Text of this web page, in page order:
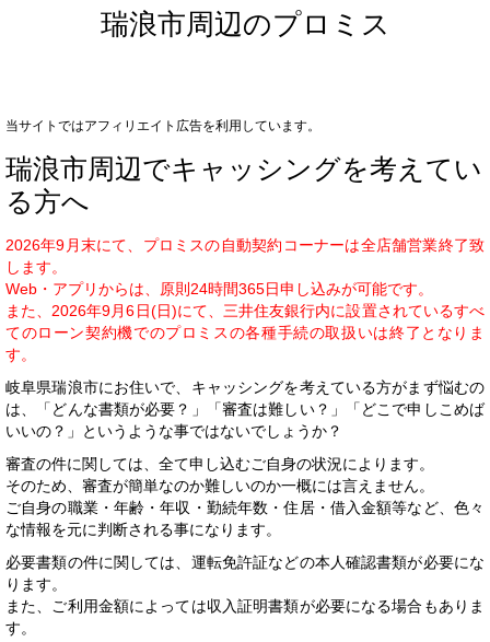
瑞浪市周辺のプロミス
当サイトではアフィリエイト広告を利用しています。
瑞浪市周辺でキャッシングを考えてい
る方へ
2026年9月末にて、プロミスの自動契約コーナーは全店舗営業終了致
します。
Web・アプリからは、原則24時間365日申し込みが可能です。
また、2026年9月6日(日)にて、三井住友銀行内に設置されているすべ
てのローン契約機でのプロミスの各種手続の取扱いは終了となりま
す。
岐阜県瑞浪市にお住いで、キャッシングを考えている方がまず悩むの
は、「どんな書類が必要？」「審査は難しい？」「どこで申しこめば
いいの？」というような事ではないでしょうか？
審査の件に関しては、全て申し込むご自身の状況によります。
そのため、審査が簡単なのか難しいのか一概には言えません。
ご自身の職業・年齢・年収・勤続年数・住居・借入金額等など、色々
な情報を元に判断される事になります。
必要書類の件に関しては、運転免許証などの本人確認書類が必要にな
ります。
また、ご利用金額によっては収入証明書類が必要になる場合もありま
す。